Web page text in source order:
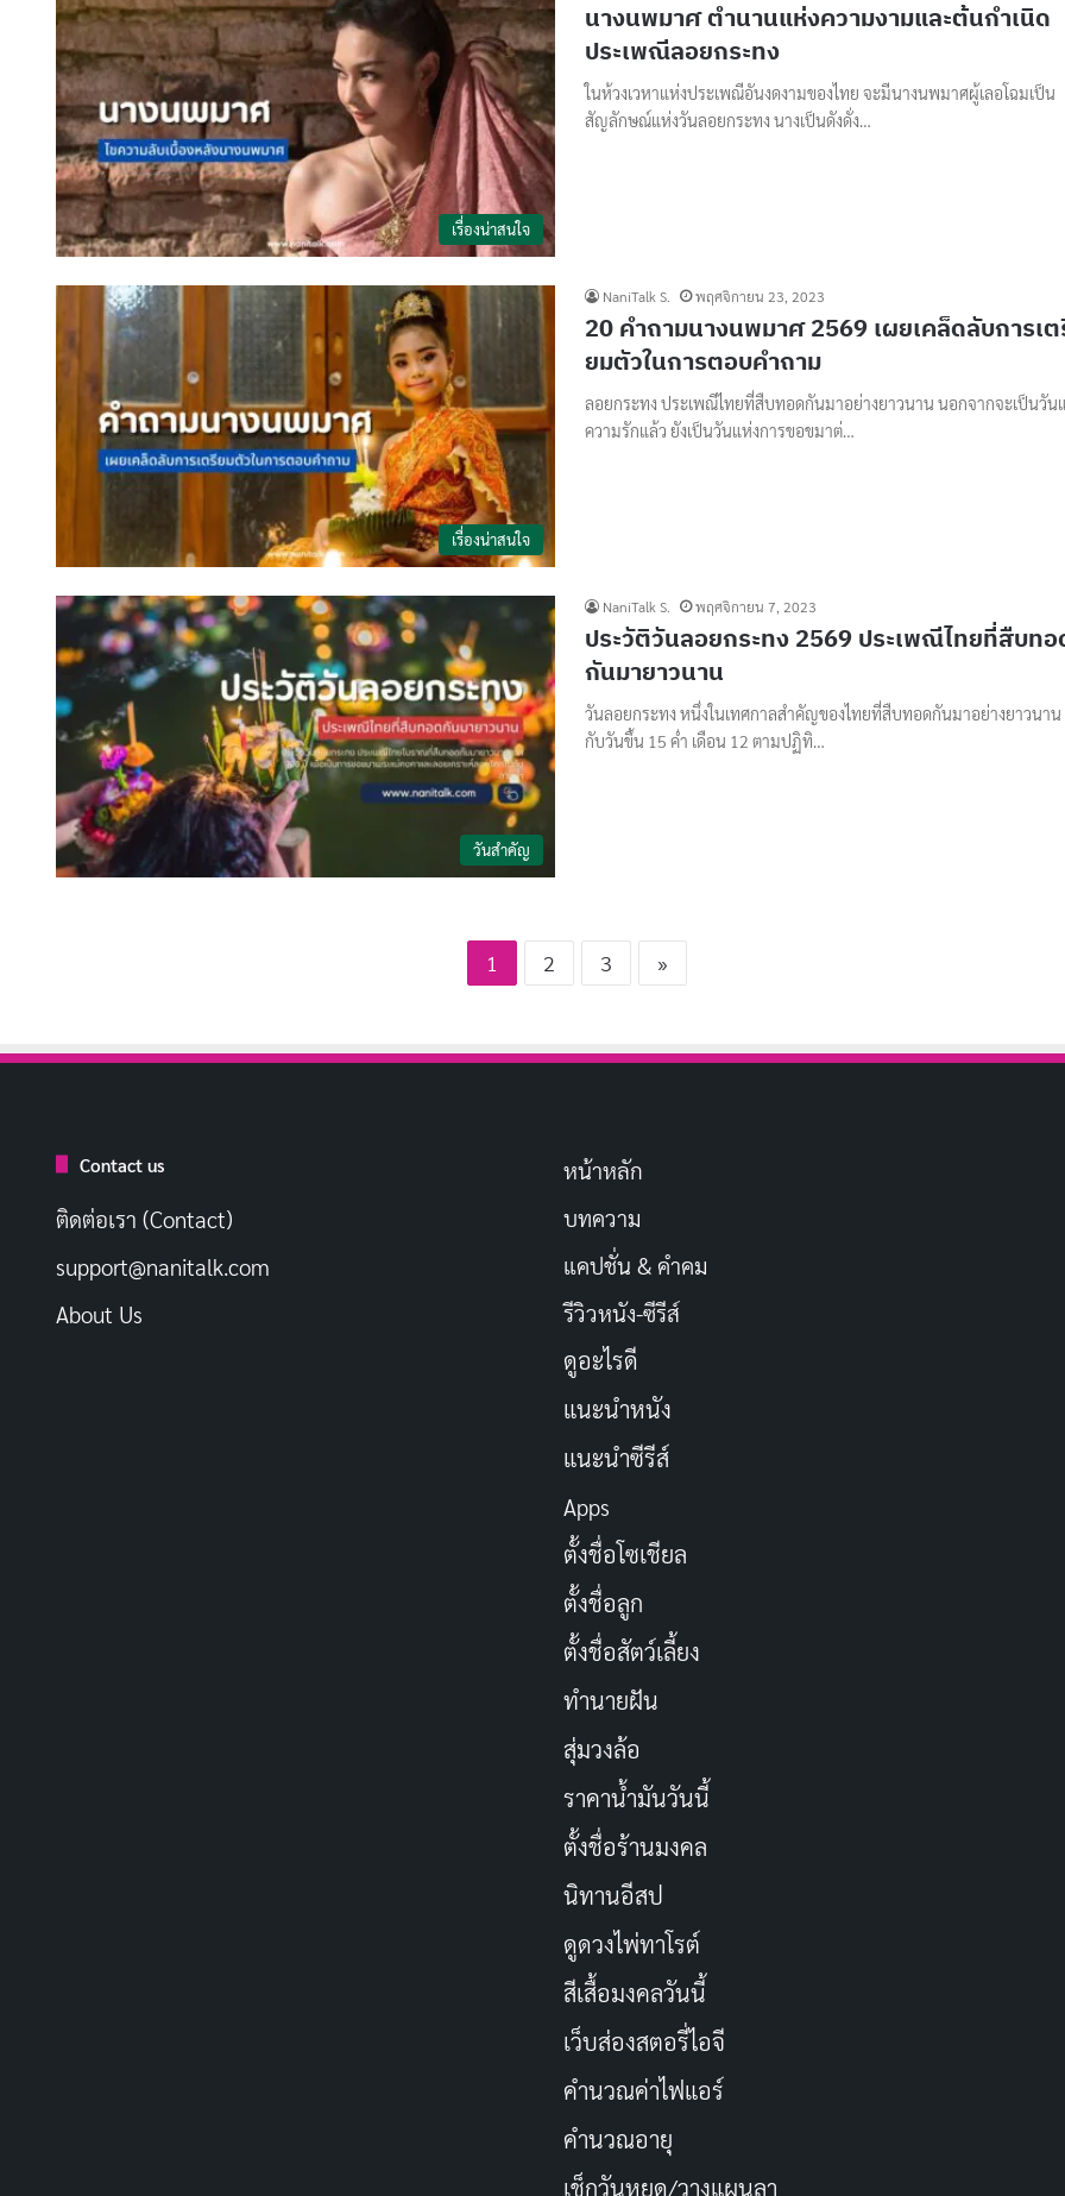
เรื่องน่าสนใจ
นางนพมาศ ตำนานแห่งความงามและต้นกำเนิด
ประเพณีลอยกระทง
ในห้วงเวหาแห่งประเพณีอันงดงามของไทย จะมีนางนพมาศผู้เลอโฉมเป็น
สัญลักษณ์แห่งวันลอยกระทง นางเป็นดังดั่ง…
เรื่องน่าสนใจ
NaniTalk S. พฤศจิกายน 23, 2023
20 คำถามนางนพมาศ 2569 เผยเคล็ดลับการเต
ยมตัวในการตอบคำถาม
ลอยกระทง ประเพณีไทยที่สืบทอดกันมาอย่างยาวนาน นอกจากจะเป็นวัน
ความรักแล้ว ยังเป็นวันแห่งการขอขมาต่…
วันสำคัญ
NaniTalk S. พฤศจิกายน 7, 2023
ประวัติวันลอยกระทง 2569 ประเพณีไทยที่สืบทอ
กันมายาวนาน
วันลอยกระทง หนึ่งในเทศกาลสำคัญของไทยที่สืบทอดกันมาอย่างยาวนาน
กับวันขึ้น 15 ค่ำ เดือน 12 ตามปฏิทิ…
1 2 3 »
Contact us
ติดต่อเรา (Contact)
support@nanitalk.com
About Us
หน้าหลัก
บทความ
แคปชั่น & คำคม
รีวิวหนัง-ซีรีส์
ดูอะไรดี
แนะนำหนัง
แนะนำซีรีส์
Apps
ตั้งชื่อโซเชียล
ตั้งชื่อลูก
ตั้งชื่อสัตว์เลี้ยง
ทำนายฝัน
สุ่มวงล้อ
ราคาน้ำมันวันนี้
ตั้งชื่อร้านมงคล
นิทานอีสป
ดูดวงไพ่ทาโรต์
สีเสื้อมงคลวันนี้
เว็บส่องสตอรี่ไอจี
คำนวณค่าไฟแอร์
คำนวณอายุ
เช็กวันหยุด/วางแผนลา